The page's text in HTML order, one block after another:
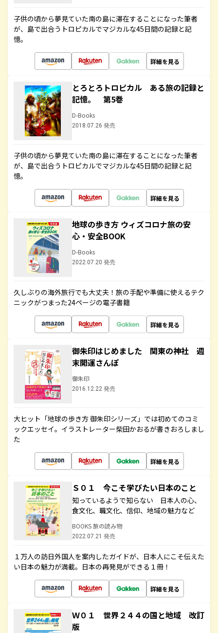
子供の頃から夢見ていた南の島に滞在することになった筆者
が、島で出合うトロピカルでマジカルな45日間の記録と記
憶。
詳細を見る
とろとろトロピカル ある旅の記録と
記憶。 第5巻
D-Books
2018.07.26 発売
子供の頃から夢見ていた南の島に滞在することになった筆者
が、島で出合うトロピカルでマジカルな45日間の記録と記
憶。
詳細を見る
地球の歩き方 ウィズコロナ旅の安
心・安全BOOK
D-Books
2022.07.20 発売
久しぶりの海外旅行でも大丈夫！旅の手配や準備に使えるテク
ニックがつまった24ページの電子書籍
詳細を見る
御朱印はじめました 関東の神社 週
末開運さんぽ
御朱印
2016.12.22 発売
大ヒット「地球の歩き方 御朱印シリーズ」では初めてのコミ
ックエッセイ。イラストレーター柴田かおるが書きおろしまし
た
詳細を見る
Ｓ０１ 今こそ学びたい日本のこと
知っているようで知らない 日本人の心、
食文化、職文化、信仰、地域の魅力など
BOOKS 旅の読み物
2022.07.21 発売
１万人の訪日外国人を案内したガイドが、日本人にこそ伝えた
い日本の魅力が満載。日本の再発見ができる１冊！
詳細を見る
Ｗ０１ 世界２４４の国と地域 改訂
版